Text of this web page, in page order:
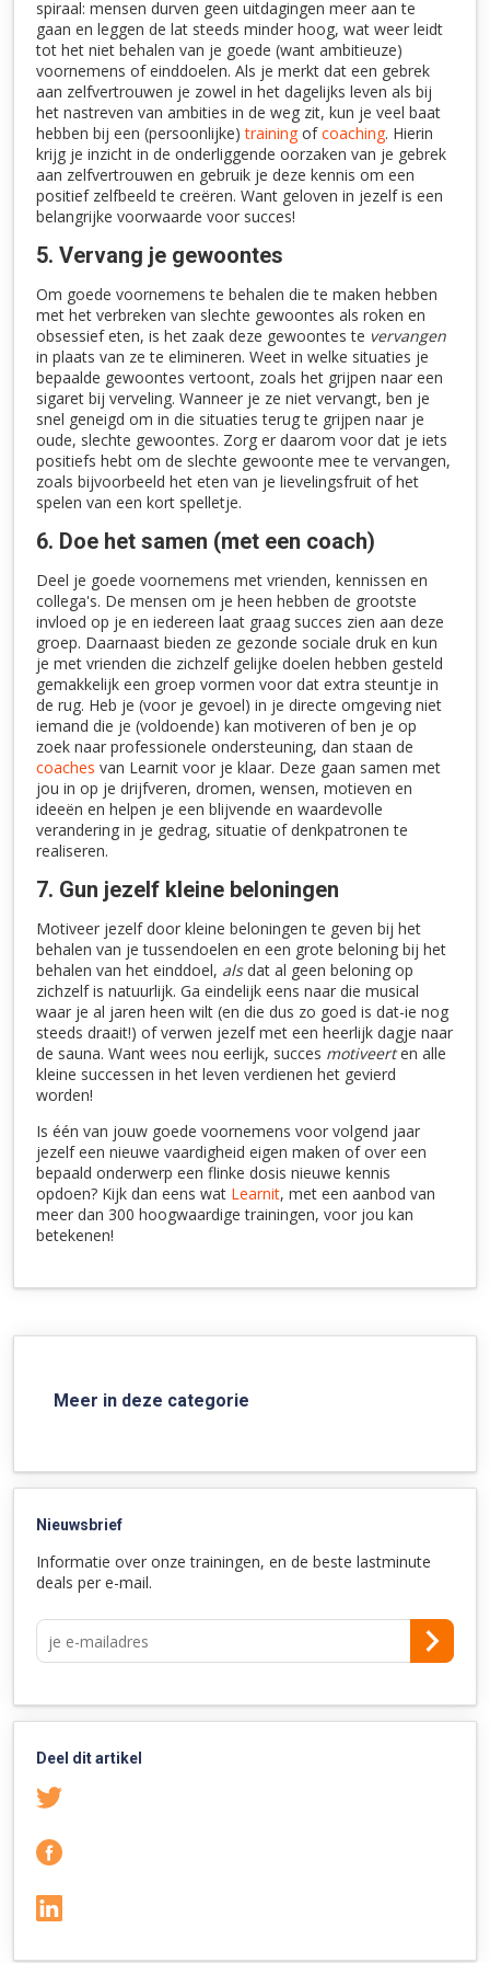
spiraal: mensen durven geen uitdagingen meer aan te
gaan en leggen de lat steeds minder hoog, wat weer leidt
tot het niet behalen van je goede (want ambitieuze)
voornemens of einddoelen. Als je merkt dat een gebrek
aan zelfvertrouwen je zowel in het dagelijks leven als bij
het nastreven van ambities in de weg zit, kun je veel baat
hebben bij een (persoonlijke)training ofcoaching. Hierin
krijg je inzicht in de onderliggende oorzaken van je gebrek
aan zelfvertrouwen en gebruik je deze kennis om een
positief zelfbeeld te creëren. Want geloven in jezelf is een
belangrijke voorwaarde voor succes!
5. Vervang je gewoontes
Om goede voornemens te behalen die te maken hebben
met het verbreken van slechte gewoontes als roken en
obsessief eten, is het zaak deze gewoontes te vervangen
in plaats van ze te elimineren. Weet in welke situaties je
bepaalde gewoontes vertoont, zoals het grijpen naar een
sigaret bij verveling. Wanneer je ze niet vervangt, ben je
snel geneigd om in die situaties terug te grijpen naar je
oude, slechte gewoontes. Zorg er daarom voor dat je iets
positiefs hebt om de slechte gewoonte mee te vervangen,
zoals bijvoorbeeld het eten van je lievelingsfruit of het
spelen van een kort spelletje.
6. Doe het samen (met een coach)
Deel je goede voornemens met vrienden, kennissen en
collega's. De mensen om je heen hebben de grootste
invloed op je en iedereen laat graag succes zien aan deze
groep. Daarnaast bieden ze gezonde sociale druk en kun
je met vrienden die zichzelf gelijke doelen hebben gesteld
gemakkelijk een groep vormen voor dat extra steuntje in
de rug. Heb je (voor je gevoel) in je directe omgeving niet
iemand die je (voldoende) kan motiveren of ben je op
zoek naar professionele ondersteuning, dan staan de
coaches van Learnit voor je klaar. Deze gaan samen met
jou in op je drijfveren, dromen, wensen, motieven en
ideeën en helpen je een blijvende en waardevolle
verandering in je gedrag, situatie of denkpatronen te
realiseren.
7. Gun jezelf kleine beloningen
Motiveer jezelf door kleine beloningen te geven bij het
behalen van je tussendoelen en een grote beloning bij het
behalen van het einddoel, alsdat al geen beloning op
zichzelf is natuurlijk. Ga eindelijk eens naar die musical
waar je al jaren heen wilt (en die dus zo goed is dat-ie nog
steeds draait!) of verwen jezelf met een heerlijk dagje naar
de sauna. Want wees nou eerlijk, succes motiveerten alle
kleine successen in het leven verdienen het gevierd
worden!
Is één van jouw goede voornemens voor volgend jaar
jezelf een nieuwe vaardigheid eigen maken of over een
bepaald onderwerp een flinke dosis nieuwe kennis
opdoen? Kijk dan eens wat Learnit, met een aanbod van
meer dan 300 hoogwaardige trainingen, voor jou kan
betekenen!
Meer in deze categorie
Nieuwsbrief
Informatie over onze trainingen, en de beste lastminute
deals per e-mail.
Deel dit artikel